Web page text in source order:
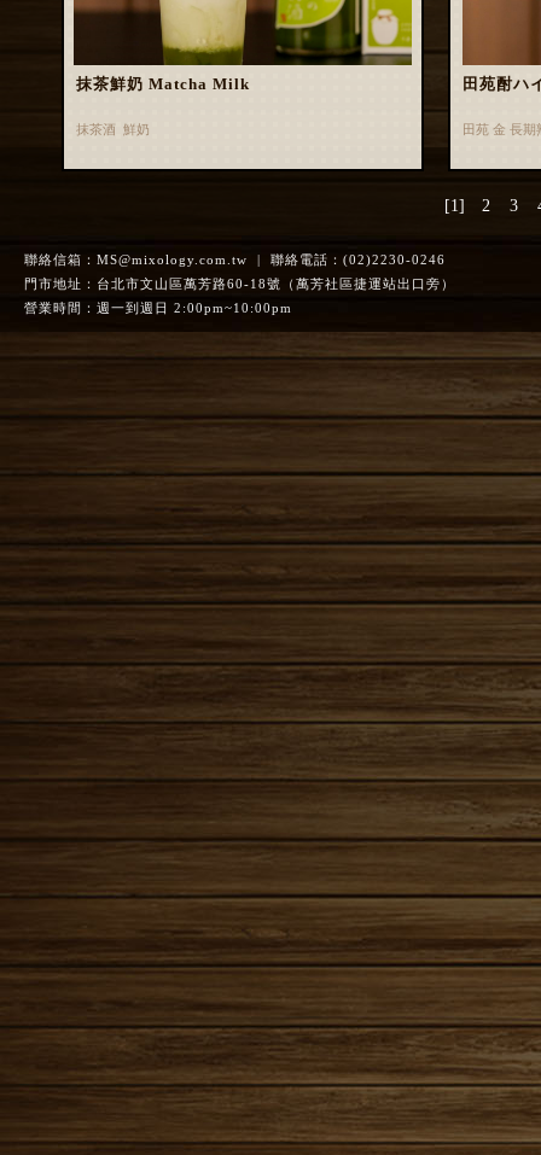
抹茶鮮奶 Matcha Milk
抹茶酒 鮮奶
田苑酎ハ
田苑 金 長
[1] 2 3
聯絡信箱： MS@mixology.com.tw | 聯絡電話：(02)2230-0246
門市地址：台北市文山區萬芳路60-18號（萬芳社區捷運站出口旁）
營業時間：週一到週日 2:00pm~10:00pm